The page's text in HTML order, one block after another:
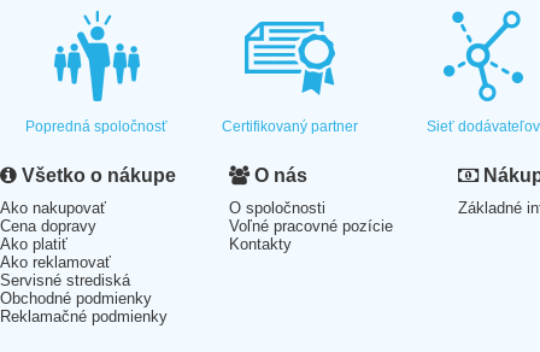
Popredná spoločnosť Certifikovaný partner Sieť dodávateľov
Všetko o nákupe
Ako nakupovať
Cena dopravy
Ako platiť
Ako reklamovať
Servisné strediská
Obchodné podmienky
Reklamačné podmienky
O nás
O spoločnosti
Voľné pracovné pozície
Kontakty
Základné